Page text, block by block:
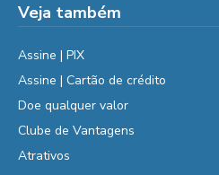
Veja também
Assine | PIX
Assine | Cartão de crédito
Doe qualquer valor
Clube de Vantagens
Atrativos